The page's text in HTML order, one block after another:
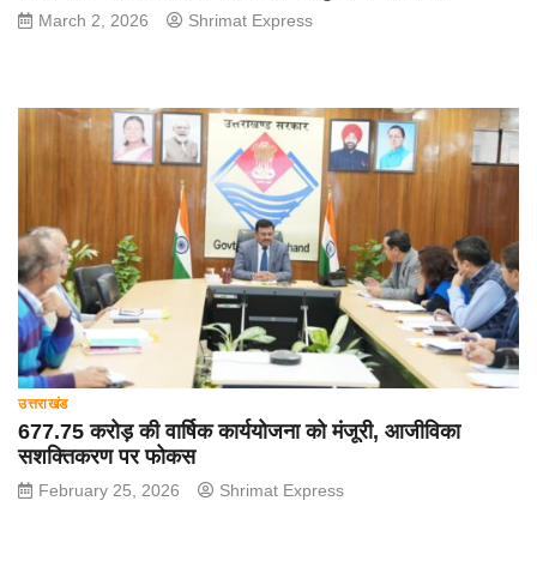
March 2, 2026 Shrimat Express
उत्तराखंड
677.75 करोड़ की वार्षिक कार्ययोजना को मंजूरी, आजीविका
सशक्तिकरण पर फोकस
February 25, 2026 Shrimat Express